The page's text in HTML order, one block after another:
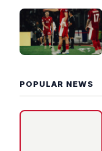
POPULAR NEWS